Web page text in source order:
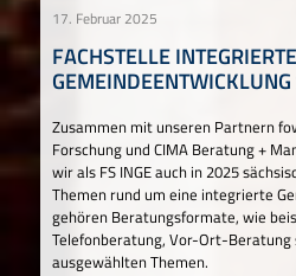
17. Februar 2025
FACHSTELLE INTEGRIERTE
Zusammen mit unseren Partnern
Forschung und CIMA Beratung +
wir als FS INGE auch in 2025
Themen rund um eine integrierte
gehören Beratungsformate, wie
Telefonberatung, Vor-Ort-Beratung
ausgewählten Themen.